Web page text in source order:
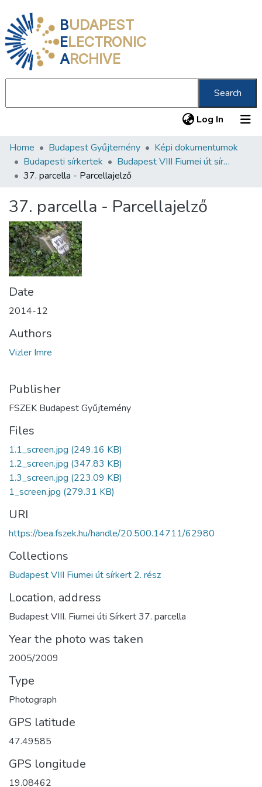
BUDAPEST
ELECTRONIC
ARCHIVE
Search
Log In (current)
Communities & Collections
All of DSpace
About us
Home Budapest Gyűjtemény
Képi dokumentumok
Budapesti sírkertek
Budapest VIII Fiumei út sírkert 2. rész
37. parcella - Parcellajelző
37. parcella - Parcellajelző
Date
2014-12
Authors
Vizler Imre
Publisher
FSZEK Budapest Gyűjtemény
Files
1.1_screen.jpg (249.16 KB)
1.2_screen.jpg (347.83 KB)
1.3_screen.jpg (223.09 KB)
1_screen.jpg (279.31 KB)
URI
https://bea.fszek.hu/handle/20.500.14711/62980
Collections
Budapest VIII Fiumei út sírkert 2. rész
Location, address
Budapest VIII. Fiumei úti Sírkert 37. parcella
Year the photo was taken
2005/2009
Type
Photograph
GPS latitude
47.49585
GPS longitude
19.08462